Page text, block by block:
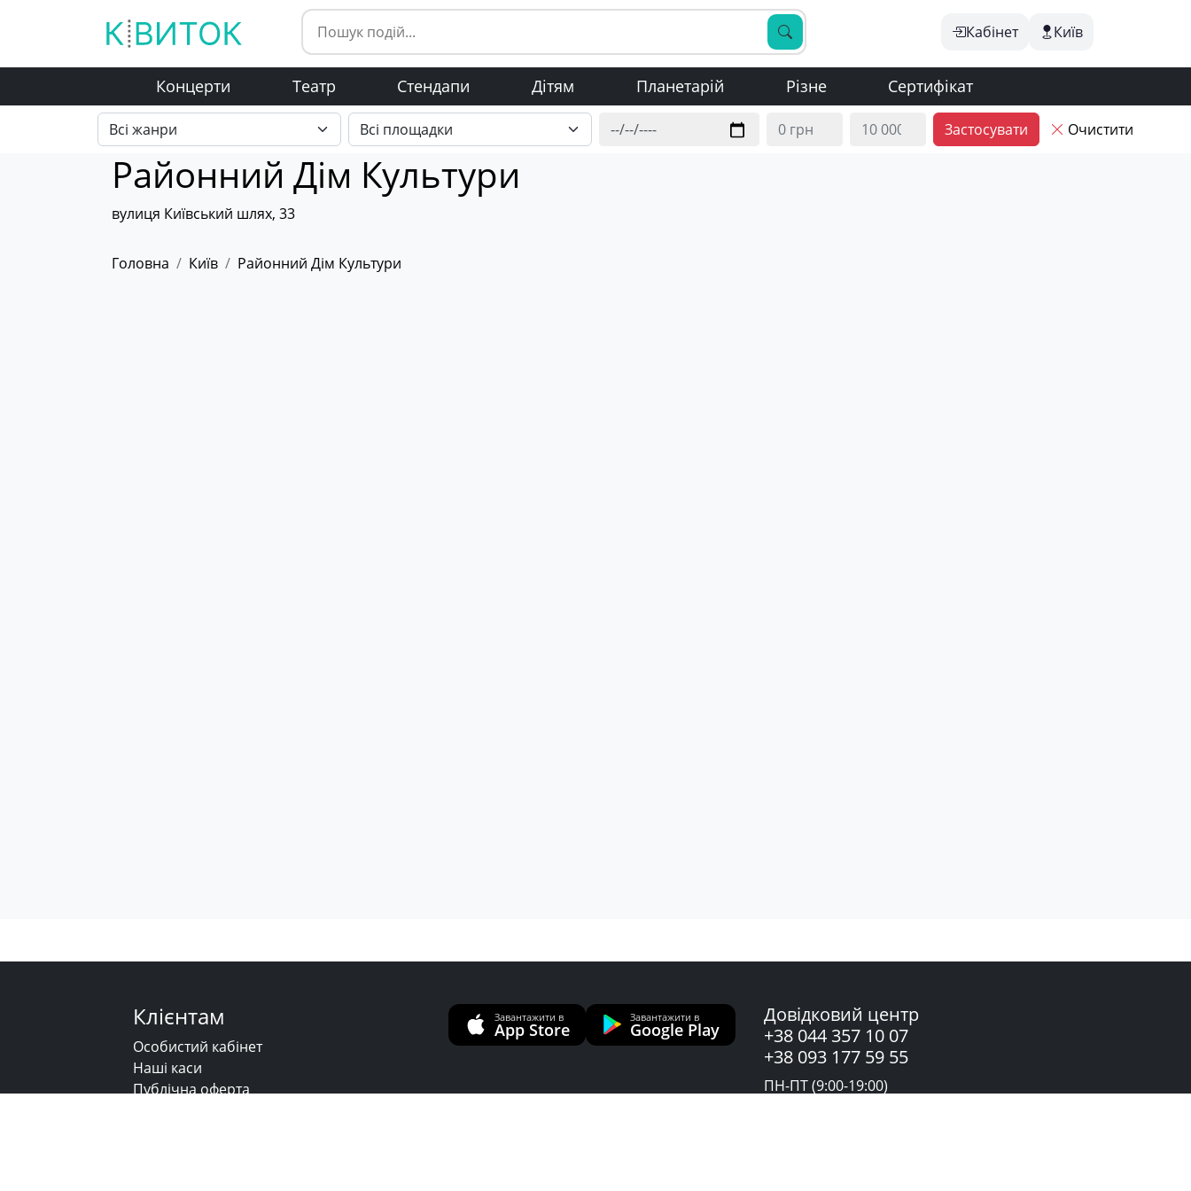
Кабінет Київ
Концерти Театр Стендапи Дітям Планетарій Різне Сертифікат
Застосувати Очистити
Районний Дім Культури
вулиця Київський шлях, 33
Головна Київ Районний Дім Культури
Клієнтам
Особистий кабінет
Наші каси
Публічна оферта
Завантажити в
App Store
Завантажити в
Google Play
Довідковий центр
+38 044 357 10 07
+38 093 177 59 55
ПН-ПТ (9:00-19:00)